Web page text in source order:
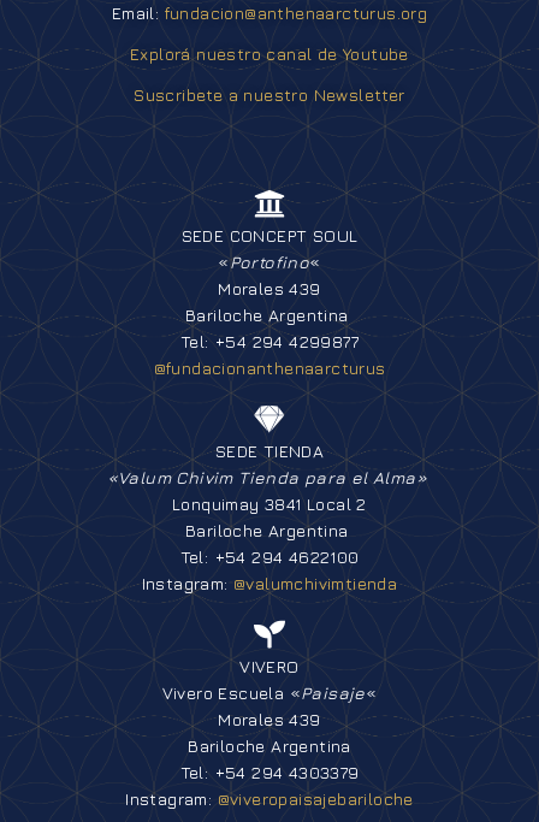
Email: fundacion@anthenaarcturus.org
Explorá nuestro canal de Youtube
Suscribete a nuestro Newsletter
SEDE CONCEPT SOUL
«Portofino«
Morales 439
Bariloche Argentina
Tel: +54 294 4299877
@fundacionanthenaarcturus
SEDE TIENDA
«Valum Chivim Tienda para el Alma»
Lonquimay 3841 Local 2
Bariloche Argentina
Tel: +54 294 4622100
Instagram: @valumchivimtienda
VIVERO
Vivero Escuela «Paisaje«
Morales 439
Bariloche Argentina
Tel: +54 294 4303379
Instagram: @viveropaisajebariloche